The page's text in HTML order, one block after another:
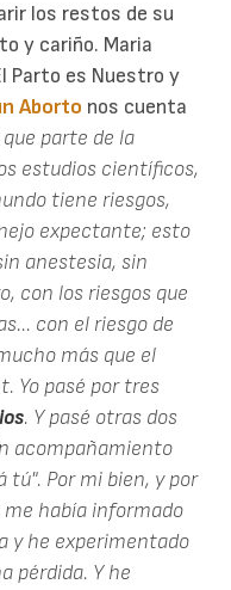
los restos de su
y cariño. Maria
Parto es Nuestro y
Aborto nos cuenta
parte de la
estudios científicos,
tiene riesgos,
expectante; esto
anestesia, sin
con los riesgos que
con el riesgo de
más que el
Yo pasé por tres
. Y pasé otras dos
acompañamiento
tú". Por mi bien, y por
me había informado
y he experimentado
pérdida. Y he